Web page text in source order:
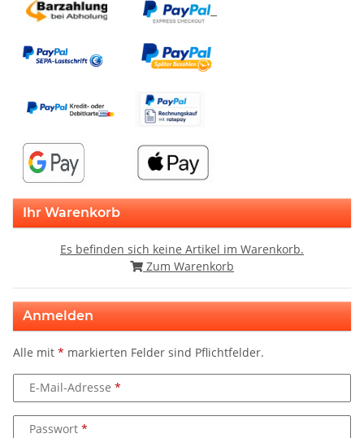
Ihr Warenkorb
Es befinden sich keine Artikel im Warenkorb.
Zum Warenkorb
Anmelden
Alle mit * markierten Felder sind Pflichtfelder.
E-Mail-Adresse
Passwort